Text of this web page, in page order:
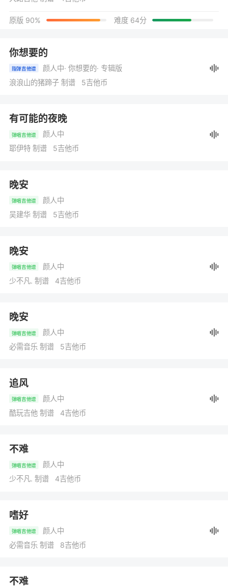
原版 90% 难度 64分
你想要的
指弹吉他谱 颜人中· 你想要的· 专辑版
浪浪山的猪蹄子 制谱 5吉他币
有可能的夜晚
弹唱吉他谱
颜人中
耶伊特 制谱 5吉他币
晚安
弹唱吉他谱
颜人中
吴建华 制谱 5吉他币
晚安
弹唱吉他谱
颜人中
少不凡. 制谱 4吉他币
晚安
弹唱吉他谱
颜人中
必需音乐 制谱 5吉他币
追风
弹唱吉他谱
颜人中
酷玩吉他 制谱 4吉他币
不难
弹唱吉他谱
颜人中
少不凡. 制谱 4吉他币
嗜好
弹唱吉他谱
颜人中
必需音乐 制谱 8吉他币
不难